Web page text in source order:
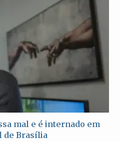
mal e é internado em
de Brasília